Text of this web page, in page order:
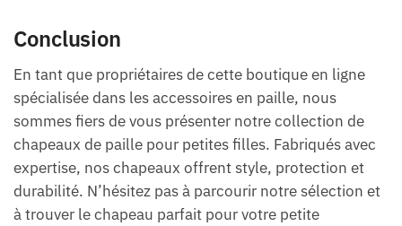
Conclusion
En tant que propriétaires de cette boutique en ligne
spécialisée dans les accessoires en paille, nous
sommes fiers de vous présenter notre collection de
chapeaux de paille pour petites filles. Fabriqués avec
expertise, nos chapeaux offrent style, protection et
durabilité. N’hésitez pas à parcourir notre sélection et
à trouver le chapeau parfait pour votre petite